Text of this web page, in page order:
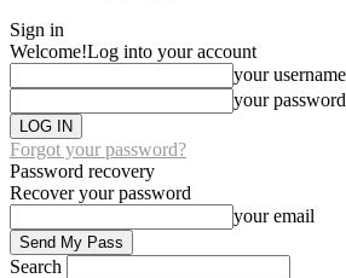
Sign in
Welcome!Log into your account
your username
your password
Forgot your password?
Password recovery
Recover your password
your email
Search